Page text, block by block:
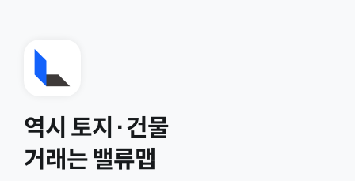
역시 토지·건물
거래는 밸류맵